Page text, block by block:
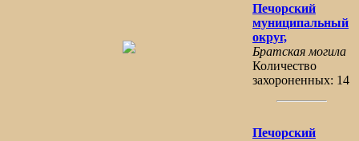
Печорский
муниципальный
округ,
Братская могила
Количество
захороненных: 14
Печорский